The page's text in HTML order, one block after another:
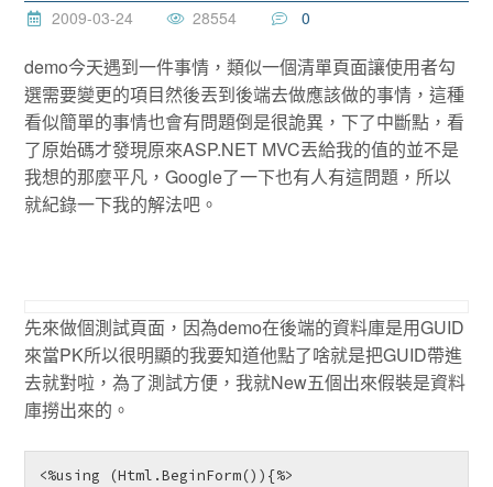
2009-03-24 28554 0
demo今天遇到一件事情，類似一個清單頁面讓使用者勾
選需要變更的項目然後丟到後端去做應該做的事情，這種
看似簡單的事情也會有問題倒是很詭異，下了中斷點，看
了原始碼才發現原來ASP.NET MVC丟給我的值的並不是
我想的那麼平凡，Google了一下也有人有這問題，所以
就紀錄一下我的解法吧。
先來做個測試頁面，因為demo在後端的資料庫是用GUID
來當PK所以很明顯的我要知道他點了啥就是把GUID帶進
去就對啦，為了測試方便，我就New五個出來假裝是資料
庫撈出來的。
<%using (Html.BeginForm()){%>